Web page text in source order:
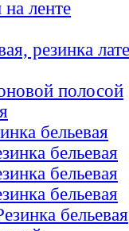
ленте
резинка
полосой
бельевая
бельевая
бельевая
бельевая
бельевая